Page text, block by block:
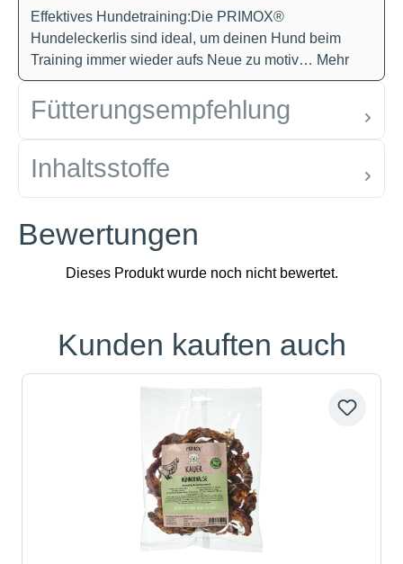
Effektives Hundetraining:Die PRIMOX®
Hundeleckerlis sind ideal, um deinen Hund beim
Training immer wieder aufs Neue zu motiv… Mehr
Fütterungsempfehlung
Inhaltsstoffe
Bewertungen
Produktgalerie überspringen
Kunden kauften auch